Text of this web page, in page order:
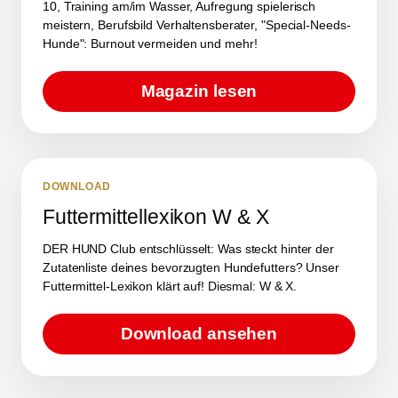
10, Training am/im Wasser, Aufregung spielerisch
meistern, Berufsbild Verhaltensberater, "Special-Needs-
Hunde": Burnout vermeiden und mehr!
Magazin lesen
DOWNLOAD
Futtermittellexikon W & X
DER HUND Club entschlüsselt: Was steckt hinter der
Zutatenliste deines bevorzugten Hundefutters? Unser
Futtermittel-Lexikon klärt auf! Diesmal: W & X.
Download ansehen